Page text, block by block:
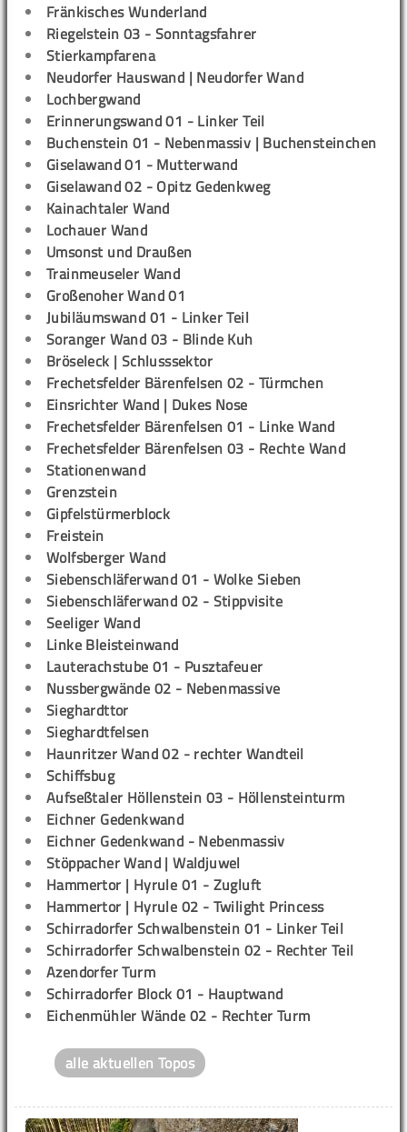
Fränkisches Wunderland
Riegelstein 03 - Sonntagsfahrer
Stierkampfarena
Neudorfer Hauswand | Neudorfer Wand
Lochbergwand
Erinnerungswand 01 - Linker Teil
Buchenstein 01 - Nebenmassiv | Buchensteinchen
Giselawand 01 - Mutterwand
Giselawand 02 - Opitz Gedenkweg
Kainachtaler Wand
Lochauer Wand
Umsonst und Draußen
Trainmeuseler Wand
Großenoher Wand 01
Jubiläumswand 01 - Linker Teil
Soranger Wand 03 - Blinde Kuh
Bröseleck | Schlusssektor
Frechetsfelder Bärenfelsen 02 - Türmchen
Einsrichter Wand | Dukes Nose
Frechetsfelder Bärenfelsen 01 - Linke Wand
Frechetsfelder Bärenfelsen 03 - Rechte Wand
Stationenwand
Grenzstein
Gipfelstürmerblock
Freistein
Wolfsberger Wand
Siebenschläferwand 01 - Wolke Sieben
Siebenschläferwand 02 - Stippvisite
Seeliger Wand
Linke Bleisteinwand
Lauterachstube 01 - Pusztafeuer
Nussbergwände 02 - Nebenmassive
Sieghardttor
Sieghardtfelsen
Haunritzer Wand 02 - rechter Wandteil
Schiffsbug
Aufseßtaler Höllenstein 03 - Höllensteinturm
Eichner Gedenkwand
Eichner Gedenkwand - Nebenmassiv
Stöppacher Wand | Waldjuwel
Hammertor | Hyrule 01 - Zugluft
Hammertor | Hyrule 02 - Twilight Princess
Schirradorfer Schwalbenstein 01 - Linker Teil
Schirradorfer Schwalbenstein 02 - Rechter Teil
Azendorfer Turm
Schirradorfer Block 01 - Hauptwand
Eichenmühler Wände 02 - Rechter Turm
alle aktuellen Topos